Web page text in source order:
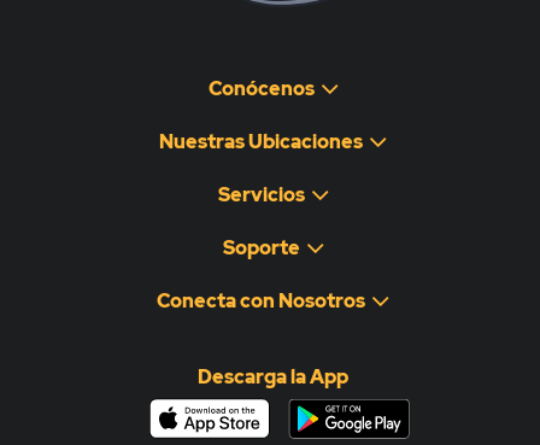
Conócenos
Nuestras Ubicaciones
Servicios
Soporte
Conecta con Nosotros
Descarga la App